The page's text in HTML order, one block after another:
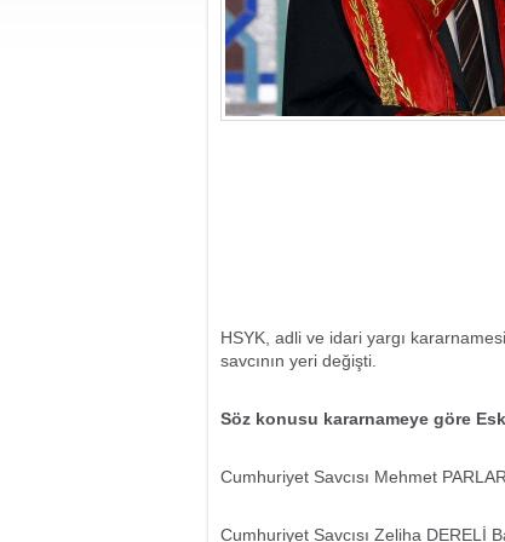
HSYK, adli ve idari yargı
savcının yeri değişti.
Söz konusu kararnameye göre
Cumhuriyet Savcısı Mehmet
Cumhuriyet Savcısı Zeliha DERELİ